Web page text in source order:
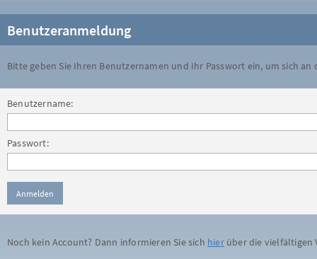
Benutzeranmeldung
Bitte geben Sie Ihren Benutzernamen und Ihr Passwort ein, um sich an
Benutzername:
Passwort:
Noch kein Account? Dann informieren Sie sich hierüber die vielfältigen